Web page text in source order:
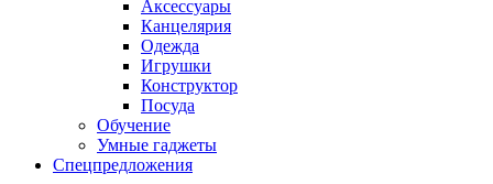
Аксессуары
Канцелярия
Одежда
Игрушки
Конструктор
Посуда
Обучение
Умные гаджеты
Спецпредложения